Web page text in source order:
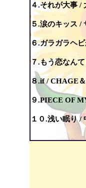
４.それが大事 /
５.涙のキッス /
６.ガラガラヘ
７.もう恋なん
８.if / CHAGE
９.PIECE OF
１０.浅い眠り /